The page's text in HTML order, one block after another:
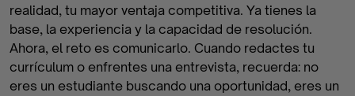
realidad, tu mayor ventaja competitiva. Ya tienes la
base, la experiencia y la capacidad de resolución.
Ahora, el reto es comunicarlo. Cuando redactes tu
currículum o enfrentes una entrevista, recuerda: no
eres un estudiante buscando una oportunidad, eres un